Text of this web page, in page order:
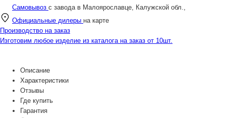
Самовывоз с завода в Малоярославце, Калужской обл.,
Официальные дилеры на карте
Производство на заказ
Изготовим любое изделие из каталога на заказ от 10шт.
Описание
Характеристики
Отзывы
Где купить
Гарантия